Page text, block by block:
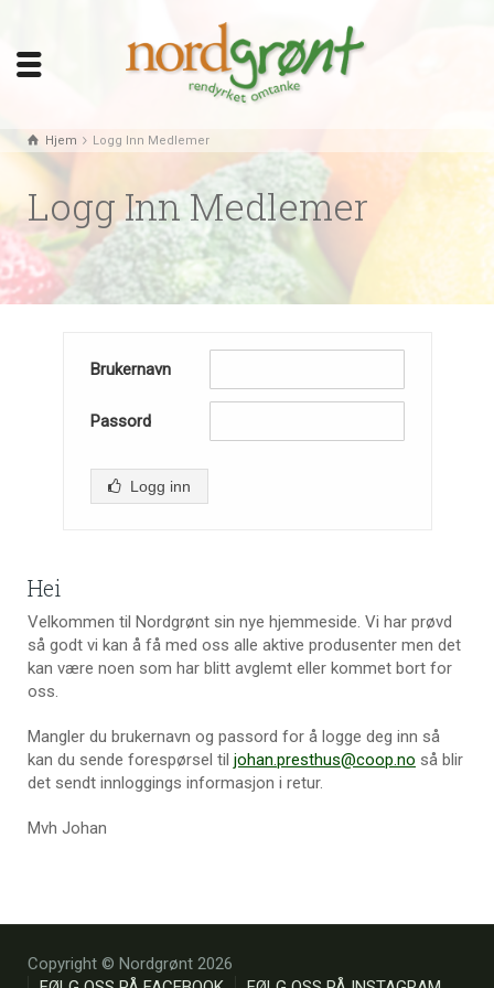
Hjem Logg Inn Medlemer
Logg Inn Medlemer
Brukernavn
Passord
Logg inn
Hei
Velkommen til Nordgrønt sin nye hjemmeside. Vi har prøvd
så godt vi kan å få med oss alle aktive produsenter men det
kan være noen som har blitt avglemt eller kommet bort for
oss.
Mangler du brukernavn og passord for å logge deg inn så
kan du sende forespørsel til johan.presthus@coop.no så blir
det sendt innloggings informasjon i retur.
Mvh Johan
Copyright © Nordgrønt 2026